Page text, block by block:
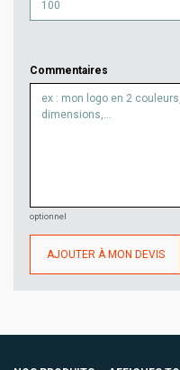
Commentaires
optionnel
AJOUTER À MON DEVIS